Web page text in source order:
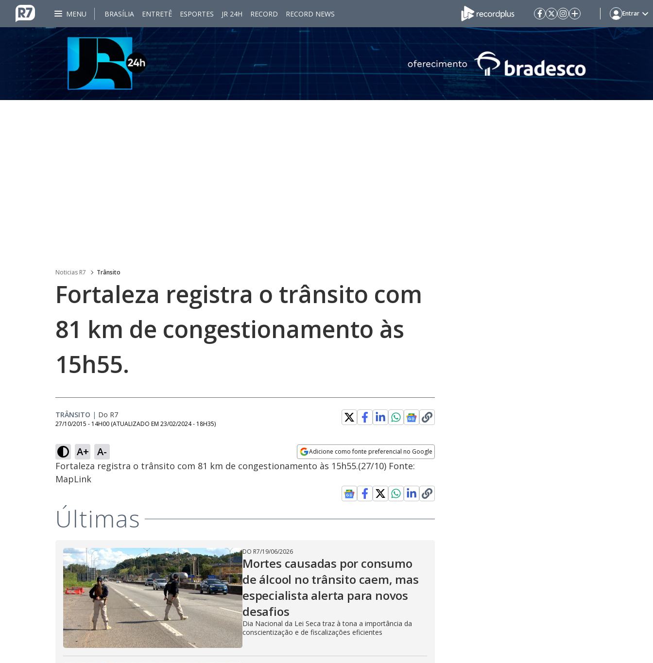
MENU BRASÍLIA ENTRETÊ ESPORTES JR 24H RECORD RECORD NEWS Entrar
Noticias R7 Trânsito
Fortaleza registra o trânsito com
81 km de congestionamento às
15h55.
TRÂNSITO | Do R7
27/10/2015 - 14H00 (ATUALIZADO EM 23/02/2024 - 18H35)
A+ A- Adicione como fonte preferencial no Google
Opens in new window
Fortaleza registra o trânsito com 81 km de congestionamento às 15h55.(27/10) Fonte:
MapLink
Últimas
DO R7/19/06/2026
Mortes causadas por consumo
de álcool no trânsito caem, mas
especialista alerta para novos
desafios
Dia Nacional da Lei Seca traz à tona a importância da
conscientização e de fiscalizações eficientes